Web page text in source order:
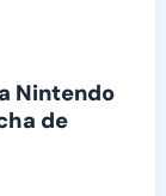
Nintendo
de